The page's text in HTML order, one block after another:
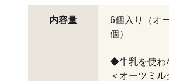
内容量
6個入り（オ
個）
◆牛乳を使わ
＜オーツミル